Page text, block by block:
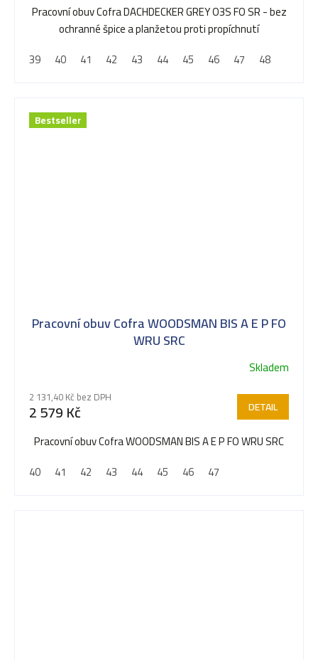
Pracovní obuv Cofra DACHDECKER GREY O3S FO SR - bez
ochranné špice a planžetou proti propíchnutí
39
40 41 42 43 44 45 46 47 48
Bestseller
Pracovní obuv Cofra WOODSMAN BIS A E P FO
WRU SRC
hodnocení
produktu
je
5,0
5
Skladem
2 131,40 Kč bez DPH
2 579 Kč DETAIL
Pracovní obuv Cofra WOODSMAN BIS A E P FO WRU SRC
40
41 42 43 44 45 46 47